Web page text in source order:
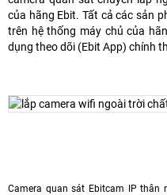
của hãng Ebit. Tất cả các sản
trên hệ thống máy chủ của
dụng theo dõi (Ebit App) chính
Camera quan sát Ebitcam IP